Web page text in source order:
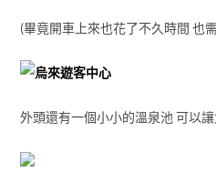
(畢竟開車上來也花了不久時間 也
外頭還有一個小小的溫泉池 可以